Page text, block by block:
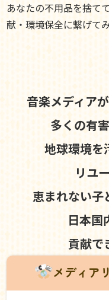
あなたの不用品を捨て
献・環境保全に繋げて
音楽メディア
多くの有
地球環境を
リユ
恵まれない子
日本国
貢献で
メディア